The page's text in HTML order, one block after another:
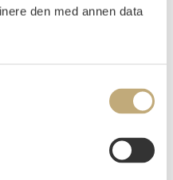
den med annen data